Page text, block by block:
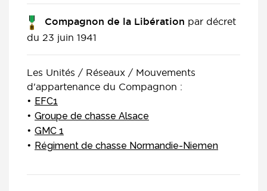
Compagnon de la Libération par décret
du 23 juin 1941
Les Unités / Réseaux / Mouvements
d'appartenance du Compagnon :
EFC1
Groupe de chasse Alsace
GMC 1
Régiment de chasse Normandie-Niemen